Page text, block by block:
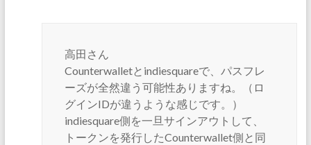
高田さん
Counterwalletとindiesquareで、パスフレ
ーズが全然違う可能性ありますね。（ロ
グインIDが違うような感じです。）
indiesquare側を一旦サインアウトして、
トークンを発行したCounterwallet側と同